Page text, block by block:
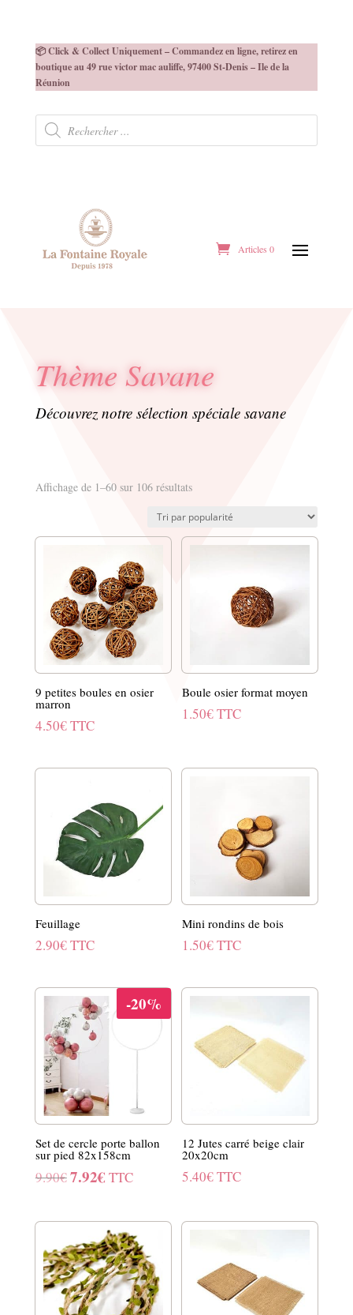
📦 Click & Collect Uniquement – Commandez en ligne, retirez en
boutique au 49 rue victor mac auliffe, 97400 St-Denis – Ile de la
Réunion
Recherche
produits
Articles 0
Thème Savane
Découvrez notre sélection spéciale savane
Affichage de 1–60 sur 106 résultatsTrié
popularité
9 petites boules en osier
marron
4.50€TTC
Boule osier format moyen
1.50€TTC
Feuillage
2.90€TTC
Mini rondins de bois
1.50€TTC
-20%
Set de cercle porte ballon
sur pied 82x158cm
9.90€Le
initial
était :
9.90€.
7.92€Le
actuel
est :
7.92€.
TTC
12 Jutes carré beige clair
20x20cm
5.40€TTC